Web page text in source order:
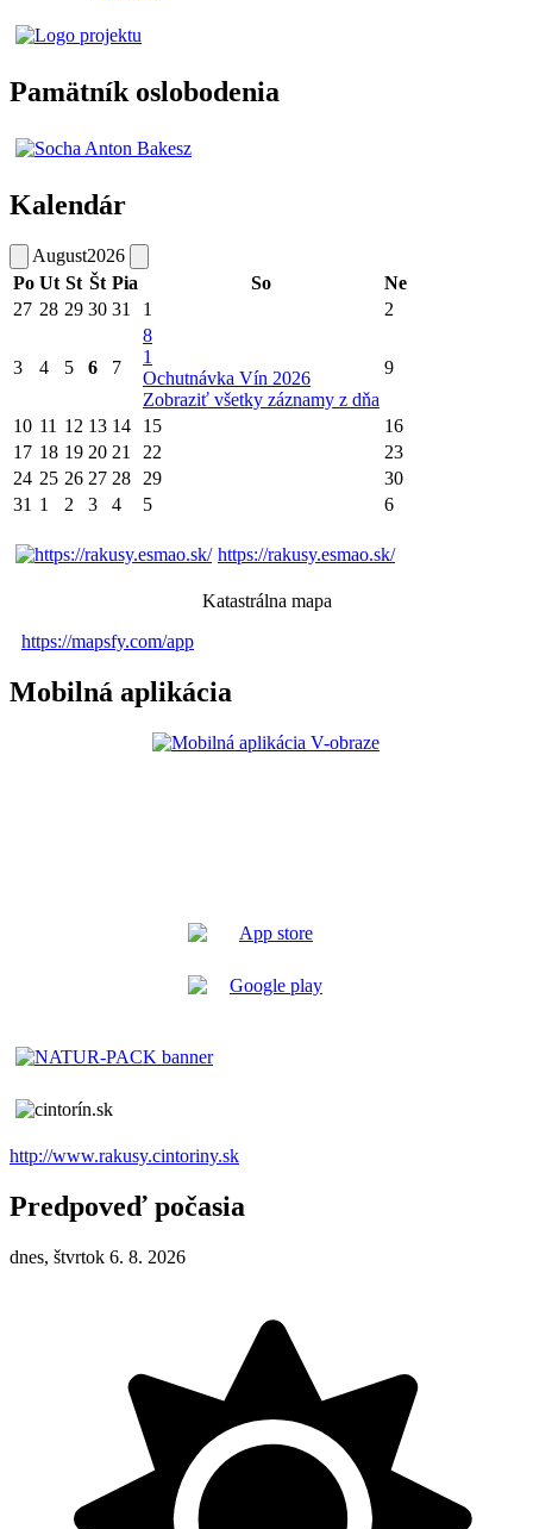
Pamätník oslobodenia
Kalendár
August2026
Po Ut St Št Pia So
Ne
27 28 29 30 31 1 2
3 4 5 6 7
8
1
Ochutnávka Vín 2026
Zobraziť všetky záznamy z dňa
9
10 11 12 13 14 15
16
17 18 19 20 21 22
23
24 25 26 27 28 29
30
31 1 2 3 4 5 6
https://rakusy.esmao.sk/
Katastrálna mapa
https://mapsfy.com/app
Mobilná aplikácia
http://www.rakusy.cintoriny.sk
Predpoveď počasia
dnes, štvrtok 6. 8. 2026